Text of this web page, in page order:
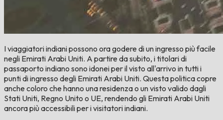
I viaggiatori indiani possono ora godere di un ingresso più facile
negli Emirati Arabi Uniti. A partire da subito, i titolari di
passaporto indiano sono idonei per il visto all'arrivo in tutti i
punti di ingresso degli Emirati Arabi Uniti. Questa politica copre
anche coloro che hanno una residenza o un visto valido dagli
Stati Uniti, Regno Unito o UE, rendendo gli Emirati Arabi Uniti
ancora più accessibili per i visitatori indiani.